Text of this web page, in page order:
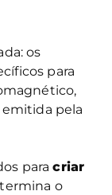
os
para
pela
paracriar
o